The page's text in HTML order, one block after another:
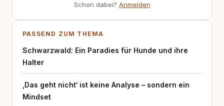
Schon dabei? Anmelden
PASSEND ZUM THEMA
Schwarzwald: Ein Paradies für Hunde und ihre
Halter
‚Das geht nicht‘ ist keine Analyse – sondern ein
Mindset